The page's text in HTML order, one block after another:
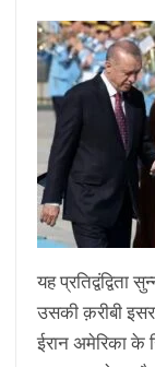
यह
उसकी क़रीबी
ईरान अमेरिका के